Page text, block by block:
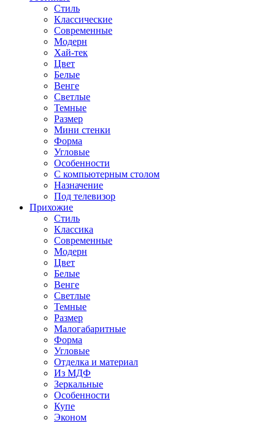
Стиль
Классические
Современные
Модерн
Хай-тек
Цвет
Белые
Венге
Светлые
Темные
Размер
Мини стенки
Форма
Угловые
Особенности
С компьютерным столом
Назначение
Под телевизор
Прихожие
Стиль
Классика
Современные
Модерн
Цвет
Белые
Венге
Светлые
Темные
Размер
Малогабаритные
Форма
Угловые
Отделка и материал
Из МДФ
Зеркальные
Особенности
Купе
Эконом